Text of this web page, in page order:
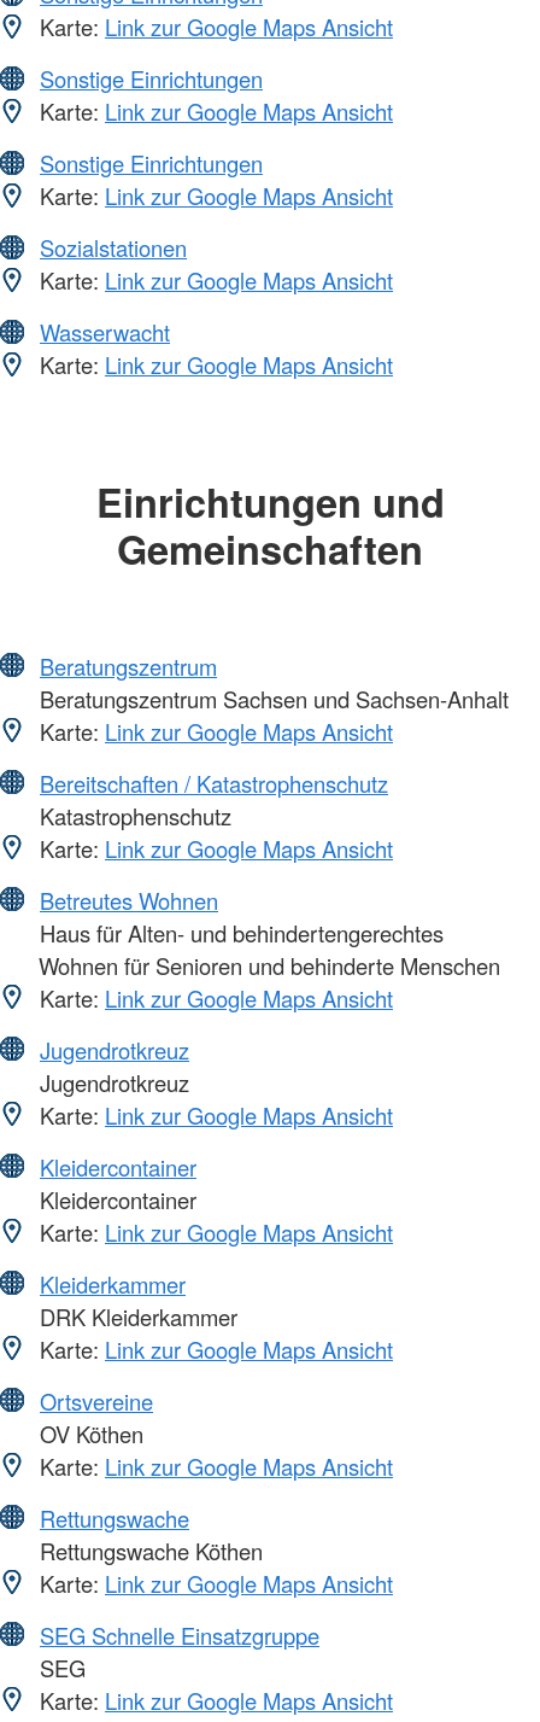
Karte: Link zur Google Maps Ansicht
Sonstige Einrichtungen
Karte: Link zur Google Maps Ansicht
Sonstige Einrichtungen
Karte: Link zur Google Maps Ansicht
Sozialstationen
Karte: Link zur Google Maps Ansicht
Wasserwacht
Karte: Link zur Google Maps Ansicht
Einrichtungen und
Gemeinschaften
Beratungszentrum
Beratungszentrum Sachsen und Sachsen-Anhalt
Karte: Link zur Google Maps Ansicht
Bereitschaften / Katastrophenschutz
Katastrophenschutz
Karte: Link zur Google Maps Ansicht
Betreutes Wohnen
Haus für Alten- und behindertengerechtes
Wohnen für Senioren und behinderte Menschen
Karte: Link zur Google Maps Ansicht
Jugendrotkreuz
Jugendrotkreuz
Karte: Link zur Google Maps Ansicht
Kleidercontainer
Kleidercontainer
Karte: Link zur Google Maps Ansicht
Kleiderkammer
DRK Kleiderkammer
Karte: Link zur Google Maps Ansicht
Ortsvereine
OV Köthen
Karte: Link zur Google Maps Ansicht
Rettungswache
Rettungswache Köthen
Karte: Link zur Google Maps Ansicht
SEG Schnelle Einsatzgruppe
SEG
Karte: Link zur Google Maps Ansicht